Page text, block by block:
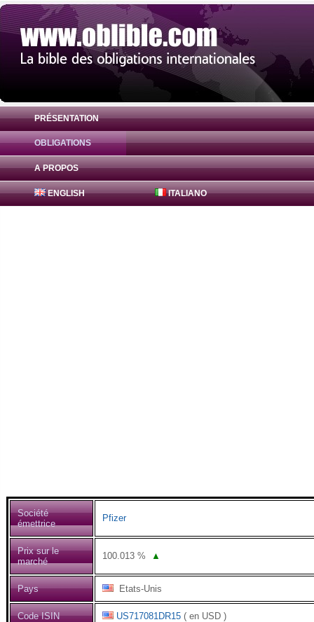
PRÉSENTATION
OBLIGATIONS
A PROPOS
ENGLISH ITALIANO
Obligation Pfizer 5.2% ( US717081DR15 )
Société
émettrice
Pfizer
Prix sur le
marché
100.013 % ▲
Pays Etats-Unis
Code ISIN US717081DR15 ( en USD )